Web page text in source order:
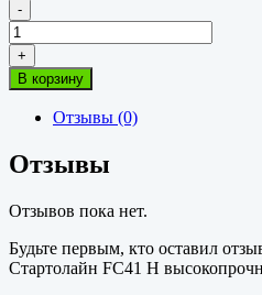
-
Количество
товара
Стяжка
пола
Основит
Стартолайн
H
25кг
+
В корзину
Отзывы (0)
Отзывы
Отзывов пока нет.
Будьте первым, кто оставил
Стартолайн FC41 H